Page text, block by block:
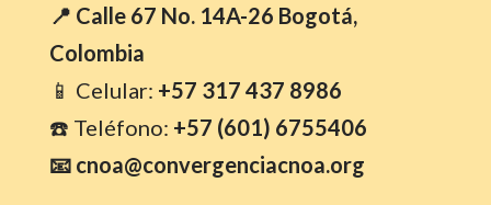
📍 Calle 67 No. 14A-26 Bogotá,
Colombia
📱 Celular: +57 317 437 8986
☎️ Teléfono: +57 (601) 6755406
📧 cnoa@convergenciacnoa.org